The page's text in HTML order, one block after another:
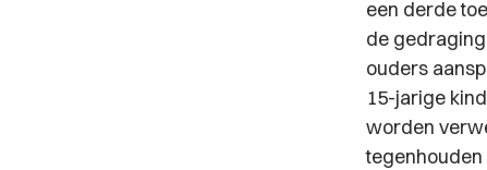
een derde
de
ouders
15-jarige
worden